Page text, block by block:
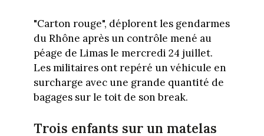
"Carton rouge", déplorent les gendarmes
du Rhône après un contrôle mené au
péage de Limas le mercredi 24 juillet.
Les militaires ont repéré un véhicule en
surcharge avec une grande quantité de
bagages sur le toit de son break.
Trois enfants sur un matelas